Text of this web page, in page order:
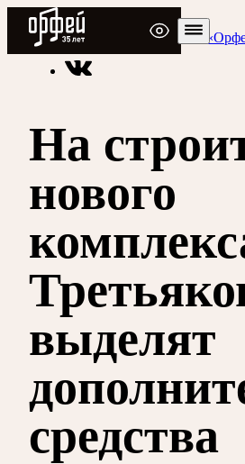
Радио Орфей
Радио классической музыки
На
нового
выделят
средства